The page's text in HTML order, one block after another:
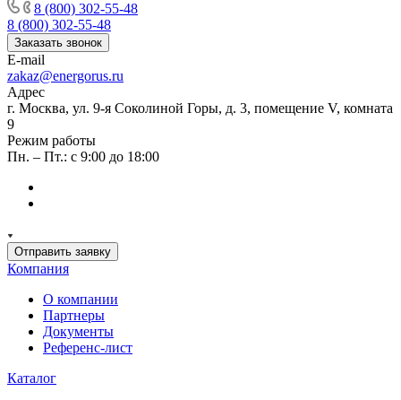
8 (800) 302-55-48
8 (800) 302-55-48
Заказать звонок
E-mail
zakaz@energorus.ru
Адрес
г. Москва, ул. 9-я Соколиной Горы, д. 3, помещение V, комната
9
Режим работы
Пн. – Пт.: с 9:00 до 18:00
Отправить заявку
Компания
О компании
Партнеры
Документы
Референс-лист
Каталог